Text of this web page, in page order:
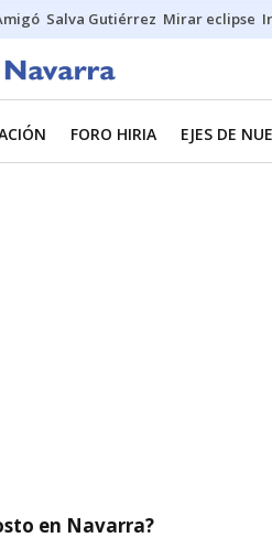
Salva Gutiérrez Mirar eclipse
FORO HIRIA EJES DE
en Navarra?